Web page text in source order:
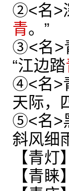
②<名>
青。”
③<名>
“江边踏
④<名>
天际，
⑤<名>
斜风细
【青灯
【青